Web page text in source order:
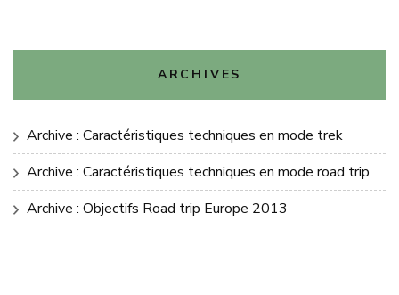
ARCHIVES
Archive : Caractéristiques techniques en mode trek
Archive : Caractéristiques techniques en mode road trip
Archive : Objectifs Road trip Europe 2013